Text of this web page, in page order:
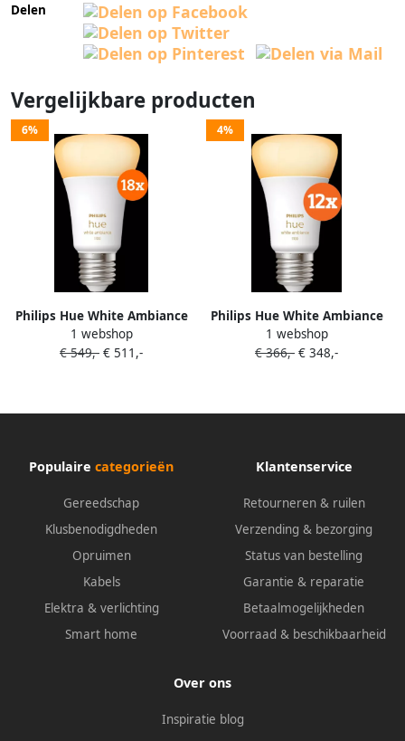
Delen
Vergelijkbare producten
6%
Philips Hue White Ambiance
E27 1100lm 18-pack
1 webshop
€ 549,- € 511,-
4%
Philips Hue White Ambiance
E27 1100lm 12-pack
1 webshop
€ 366,- € 348,-
Populaire categorieën
Gereedschap
Klusbenodigdheden
Opruimen
Kabels
Elektra & verlichting
Smart home
Klantenservice
Retourneren & ruilen
Verzending & bezorging
Status van bestelling
Garantie & reparatie
Betaalmogelijkheden
Voorraad & beschikbaarheid
Over ons
Inspiratie blog